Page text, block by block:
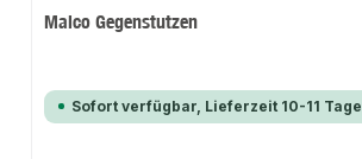
Maico Gegenstutzen
Sofort verfügbar, Lieferzeit 10-11 Tage